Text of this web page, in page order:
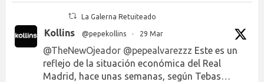
La Galerna Retuiteado
Kollins @pepekollins · 29 Mar
@TheNewOjeador @pepealvarezzz Este es un
reflejo de la situación económica del Real
Madrid, hace unas semanas, según Tebas…